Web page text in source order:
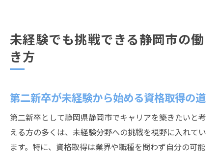
未経験でも挑戦できる静岡市の働
き方
第二新卒が未経験から始める資格取得の道
第二新卒として静岡県静岡市でキャリアを築きたいと考
える方の多くは、未経験分野への挑戦を視野に入れてい
ます。特に、資格取得は業界や職種を問わず自分の可能